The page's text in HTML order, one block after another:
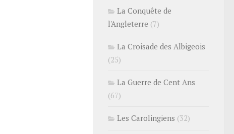
La Conquête de
l'Angleterre (7)
La Croisade des Albigeois
(25)
La Guerre de Cent Ans
(67)
Les Carolingiens (32)